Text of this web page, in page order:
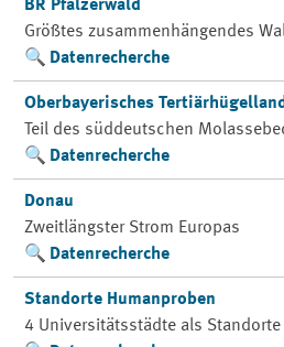
BR Pfälzerwald
Größtes zusammenhängendes
Datenrecherche
Oberbayerisches
Teil des süddeutschen
Datenrecherche
Donau
Zweitlängster Strom Europas
Datenrecherche
Standorte Humanproben
4 Universitätsstädte als